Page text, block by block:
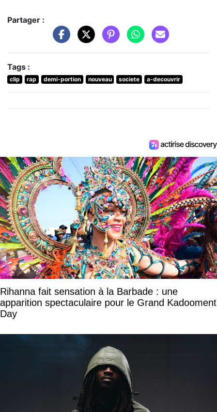
Partager :
Tags :
clip rap demi-portion nouveau societe a-decouvrir
Rihanna fait sensation à la Barbade : une
apparition spectaculaire pour le Grand Kadooment
Day